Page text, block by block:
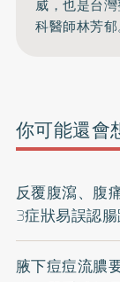
威，也是台
科醫師林芳郁
你可能還會
反覆腹瀉、腹
3症狀易誤認
腋下痘痘流膿